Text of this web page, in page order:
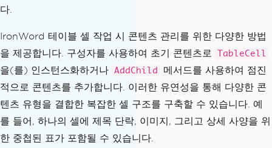
table . Zebra = new ZebraColor ( "FFFFFF",
"dddddd");
table.Borders = tableBorders;
table[ , 0 new TableCell new
TextCo
ntent( "Number"
));
다.
IronWord 테이블 셀 작업 시 콘텐츠 관리를 위한 다양한 방법
을 제공합니다. 구성자를 사용하여 초기 콘텐츠로
TableCell
을(를) 인스턴스화하거나 AddChild
메서드를 사용하여 점진
적으로 콘텐츠를 추가합니다. 이러한 유연성을 통해 다양한 콘
텐츠 유형을 결합한 복잡한 셀 구조를 구축할 수 있습니다. 예
를 들어, 하나의 셀에 제목 단락, 이미지, 그리고 상세 사양을 위
한 중첩된 표가 포함될 수 있습니다.